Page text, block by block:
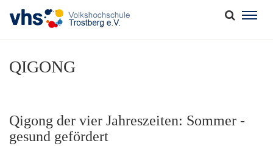
QIGONG
Qigong der vier Jahreszeiten: Sommer -
gesund gefördert